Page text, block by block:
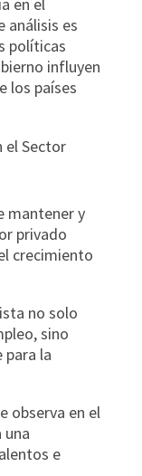
análisis es
políticas
influyen
los países
el Sector
mantener y
privado
crecimiento
no solo
sino
para la
observa en el
una
e